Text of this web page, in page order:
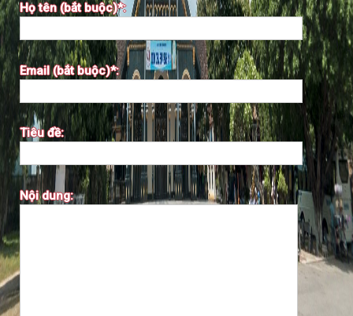
Họ tên (bắt buộc)*:
Email (bắt buộc)*:
Tiêu đề:
Nội dung: